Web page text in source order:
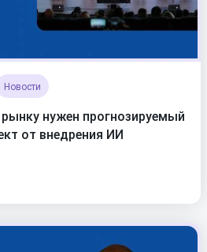
Новости
рынку нужен прогнозируемый
от внедрения ИИ